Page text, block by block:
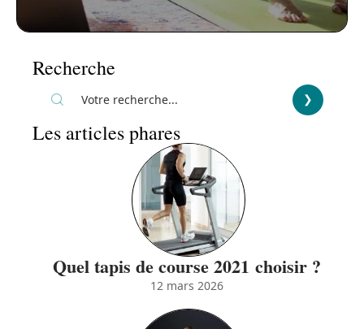
Recherche
Les articles phares
Quel tapis de course 2021 choisir ?
12 mars 2026